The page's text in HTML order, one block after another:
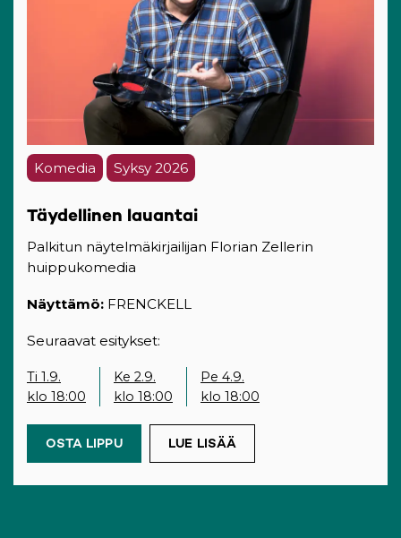
Komedia Syksy 2026
Täydellinen lauantai
Palkitun näytelmäkirjailijan Florian Zellerin
huippukomedia
Näyttämö: FRENCKELL
Seuraavat esitykset:
Ti 1.9.
klo 18:00
Ke 2.9.
klo 18:00
Pe 4.9.
klo 18:00
OSTA LIPPU(OPENS IN A NEW TAB)
LUE LISÄÄ